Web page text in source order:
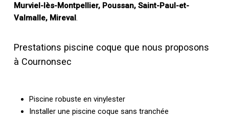
Murviel-lès-Montpellier, Poussan, Saint-Paul-et-
Valmalle, Mireval.
Prestations piscine coque que nous proposons
à Cournonsec
Piscine robuste en vinylester
Installer une piscine coque sans tranchée